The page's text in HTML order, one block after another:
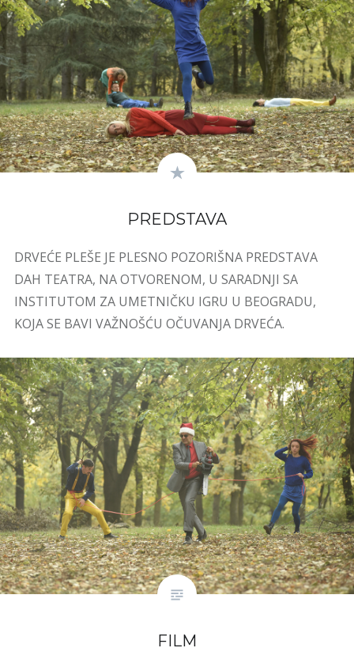
PREDSTAVA
DRVEĆE PLEŠE JE PLESNO POZORIŠNA PREDSTAVA
DAH TEATRA, NA OTVORENOM, U SARADNJI SA
INSTITUTOM ZA UMETNIČKU IGRU U BEOGRADU,
KOJA SE BAVI VAŽNOŠĆU OČUVANJA DRVEĆA.
FILM